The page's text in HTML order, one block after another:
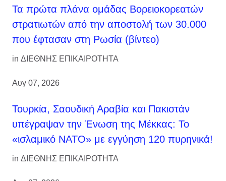
Τα πρώτα πλάνα ομάδας Βορειοκορεατών
στρατιωτών από την αποστολή των 30.000
που έφτασαν στη Ρωσία (βίντεο)
in ΔΙΕΘΝΗΣ ΕΠΙΚΑΙΡΟΤΗΤΑ
Αυγ 07, 2026
Τουρκία, Σαουδική Αραβία και Πακιστάν
υπέγραψαν την Ένωση της Μέκκας: Το
«ισλαμικό ΝΑΤΟ» με εγγύηση 120 πυρηνικά!
in ΔΙΕΘΝΗΣ ΕΠΙΚΑΙΡΟΤΗΤΑ